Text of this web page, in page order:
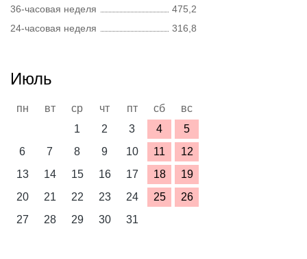
36-часовая неделя
475,2
24-часовая неделя
316,8
Июль
пн вт ср чт пт сб
вс
1
2 3 4
5
6
7 8 9 10 11
12
13
14 15 16 17 18
19
20
21 22 23 24 25
26
27
28 29 30 31